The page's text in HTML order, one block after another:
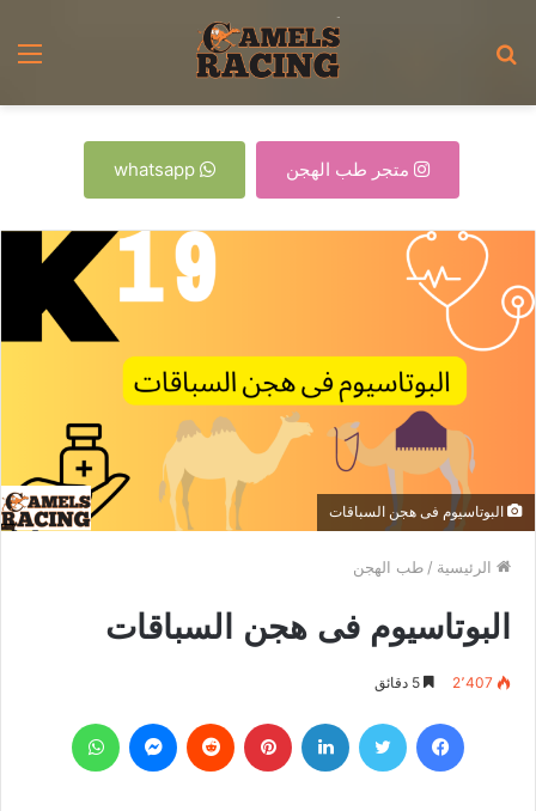
متجر طب الهجن whatsapp
البوتاسيوم فى هجن السباقات
الرئيسية / طب الهجن
البوتاسيوم فى هجن السباقات
2٬407